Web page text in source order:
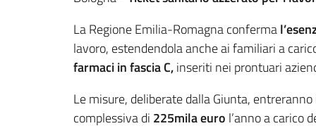
La Regione Emilia-Romagna conferma
lavoro, estendendola anche ai familiari a
farmaci in fascia C,inseriti nei prontuari
Le misure, deliberate dalla Giunta,
complessiva di 225mila euro l’anno a carico